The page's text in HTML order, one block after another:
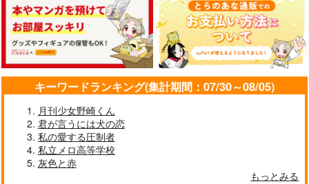
先輩、馬鹿でありがと
う
俺のソナタ
499円 （税込）
流川楓×三井寿
作品詳細
恋愛再起動
おはようからおやす
787円（税込）
流川楓×三井寿
鍵のない箱
ANIMALCLUB
1,100円（税込）
流川楓×三井寿
キーワードランキング(集計期間：07/30～08/05)
月刊少女野崎くん
君が言うには犬の恋
私の愛する圧制者
私立メロ高等学校
灰色と赤
もっとみる